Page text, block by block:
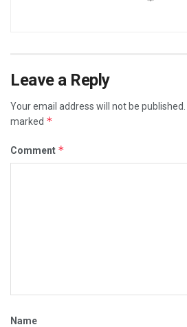
Leave a Reply
Your email address will not be published.
marked *
Comment *
Name